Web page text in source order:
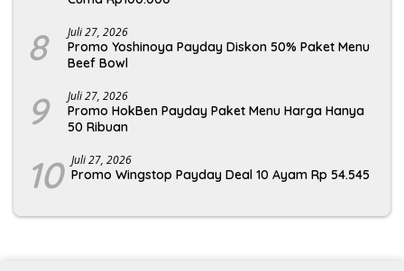
8 Juli 27, 2026
Promo Yoshinoya Payday Diskon 50% Paket Menu
Beef Bowl
9 Juli 27, 2026
Promo HokBen Payday Paket Menu Harga Hanya
50 Ribuan
10 Juli 27, 2026
Promo Wingstop Payday Deal 10 Ayam Rp 54.545